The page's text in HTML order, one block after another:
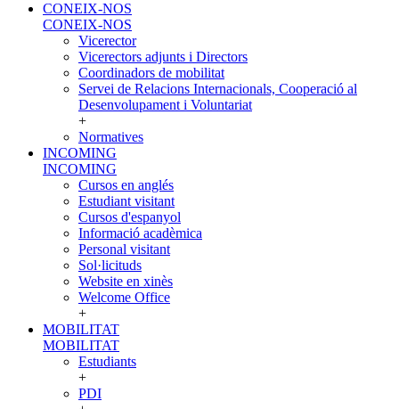
CONEIX-NOS
CONEIX-NOS
Vicerector
Vicerectors adjunts i Directors
Coordinadors de mobilitat
Servei de Relacions Internacionals, Cooperació al
Desenvolupament i Voluntariat
+
Normatives
INCOMING
INCOMING
Cursos en anglés
Estudiant visitant
Cursos d'espanyol
Informació acadèmica
Personal visitant
Sol·licituds
Website en xinès
Welcome Office
+
MOBILITAT
MOBILITAT
Estudiants
+
PDI